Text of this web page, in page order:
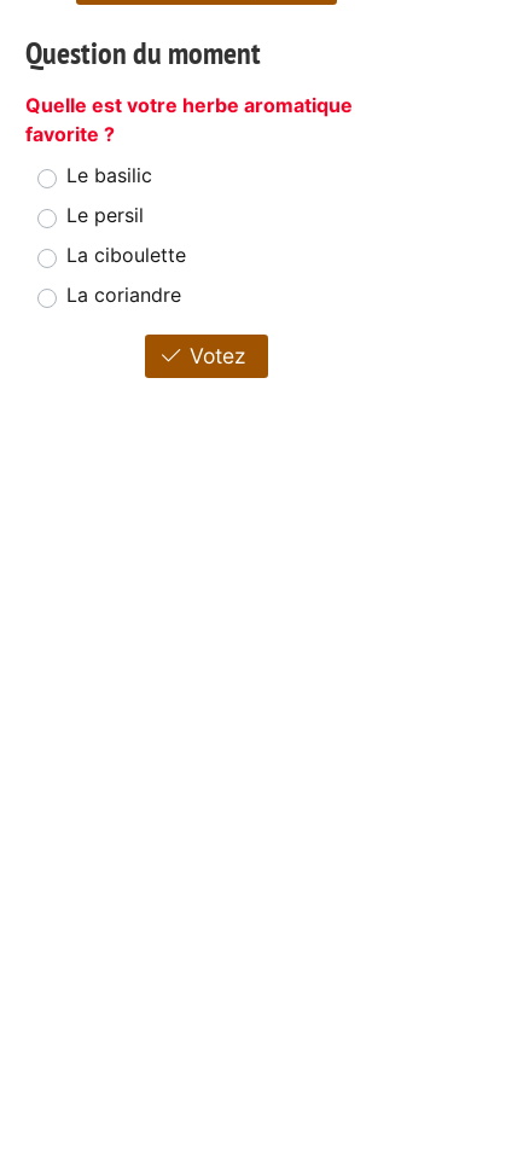
Question du moment
Quelle est votre herbe aromatique
favorite ?
Le basilic
Le persil
La ciboulette
La coriandre
Votez